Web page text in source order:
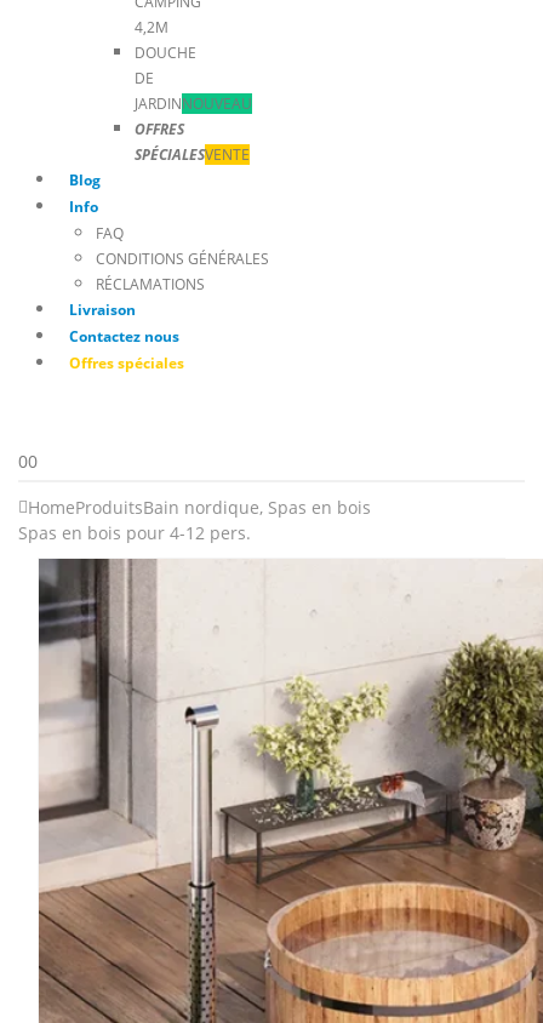
4,2M
DOUCHE
DE
JARDINNOUVEAU
OFFRES
SPÉCIALESVENTE
Blog
Info
FAQ
CONDITIONS GÉNÉRALES
RÉCLAMATIONS
Livraison
Contactez nous
Offres spéciales
00
HomeProduitsBain nordique, Spas en bois
Spas en bois pour 4-12 pers.